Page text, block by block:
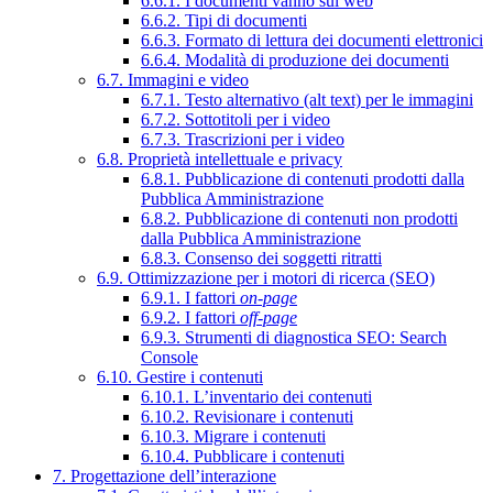
6.6.2. Tipi di documenti
6.6.3. Formato di lettura dei documenti elettronici
6.6.4. Modalità di produzione dei documenti
6.7. Immagini e video
6.7.1. Testo alternativo (alt text) per le immagini
6.7.2. Sottotitoli per i video
6.7.3. Trascrizioni per i video
6.8. Proprietà intellettuale e privacy
6.8.1. Pubblicazione di contenuti prodotti dalla
Pubblica Amministrazione
6.8.2. Pubblicazione di contenuti non prodotti
dalla Pubblica Amministrazione
6.8.3. Consenso dei soggetti ritratti
6.9. Ottimizzazione per i motori di ricerca (SEO)
6.9.1. I fattori on-page
6.9.2. I fattori off-page
6.9.3. Strumenti di diagnostica SEO: Search
Console
6.10. Gestire i contenuti
6.10.1. L’inventario dei contenuti
6.10.2. Revisionare i contenuti
6.10.3. Migrare i contenuti
6.10.4. Pubblicare i contenuti
7. Progettazione dell’interazione